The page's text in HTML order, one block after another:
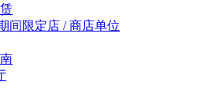
间限定店 / 商店单位